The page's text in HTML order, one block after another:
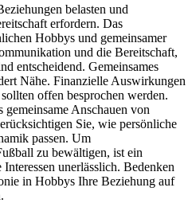
belasten und
erfordern. Das
Hobbys und gemeinsamer
und die Bereitschaft,
entscheidend. Gemeinsames
Nähe. Finanzielle Auswirkungen
offen besprochen werden.
gemeinsame Anschauen von
Sie, wie persönliche
passen. Um
zu bewältigen, ist ein
unerlässlich. Bedenken
in Hobbys Ihre Beziehung auf